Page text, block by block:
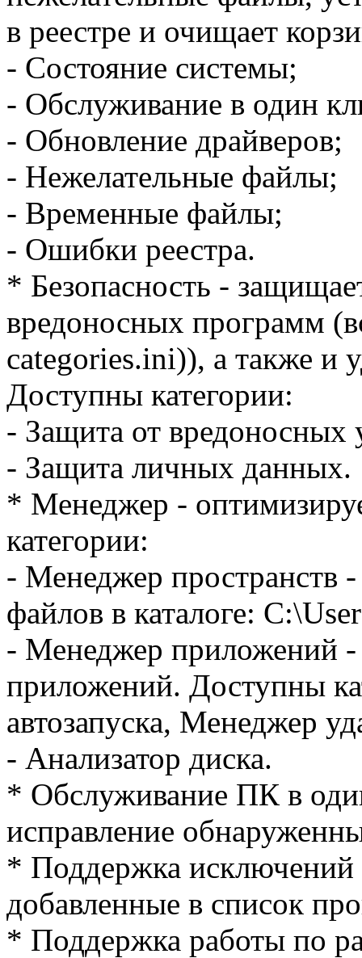
в реестре и очищает
- Состояние системы;
- Обслуживание в один
- Обновление драйверов;
- Нежелательные файлы;
- Временные файлы;
- Ошибки реестра.
* Безопасность -
вредоносных программ
categories.ini)), а также и
Доступны категории:
- Защита от вредоносных
- Защита личных данных.
* Менеджер -
категории:
- Менеджер пространств
файлов в каталоге:
- Менеджер приложений -
приложений. Доступны
автозапуска, Менеджер
- Анализатор диска.
* Обслуживание ПК в
исправление
* Поддержка исключений
добавленные в список
* Поддержка работы по